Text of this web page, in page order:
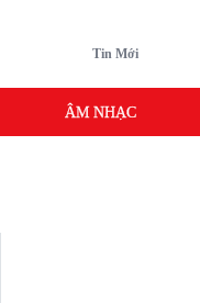
Tin Mới
ÂM NHẠC